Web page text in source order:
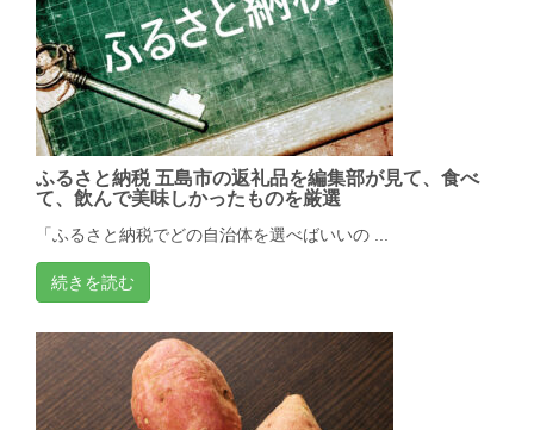
ふるさと納税 五島市の返礼品を編集部が見て、食べ
て、飲んで美味しかったものを厳選
「ふるさと納税でどの自治体を選べばいいの ...
続きを読む